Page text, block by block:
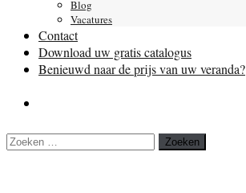
Blog
Vacatures
Contact
Download uw gratis catalogus
Benieuwd naar de prijs van uw veranda?
Zoeken